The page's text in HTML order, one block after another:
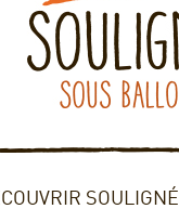
SOULIGNÉ